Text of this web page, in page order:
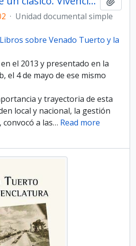
· Unidad documental simple
sobre Venado Tuerto y la
el 2013 y presentado en la
el 4 de mayo de ese mismo
y trayectoria de esta
local y nacional, la gestión
convocó a las… Read more